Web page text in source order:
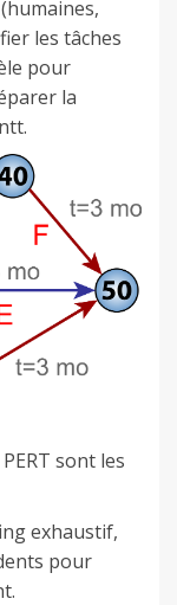
les tâches
pour
la
sont les
exhaustif,
pour